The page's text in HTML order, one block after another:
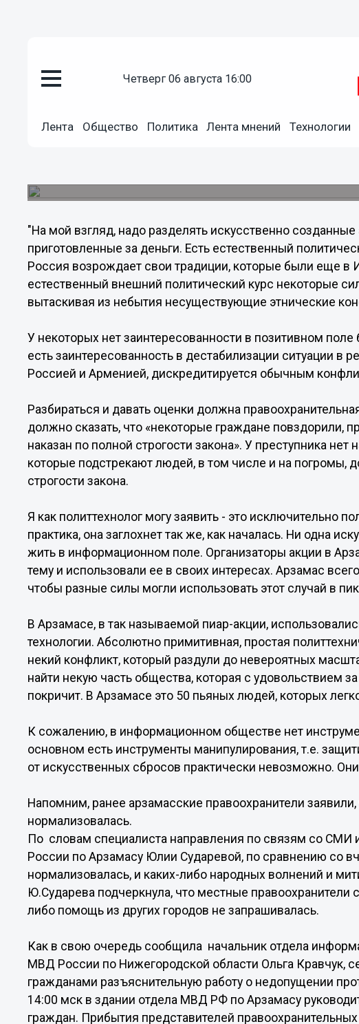
четверг 06 августа 16:00
Лента Общество Политика Лента мнений Технологии
У некоторых есть
"На мой взгляд, надо разделять искусственно
приготовленные за деньги. Есть естественный
Россия возрождает свои традиции, которые были еще в
естественный внешний политический курс некоторые
вытаскивая из небытия несуществующие этнические
У некоторых нет заинтересованности в позитивном
есть заинтересованность в дестабилизации ситуации в
Россией и Арменией, дискредитируется обычным
Разбираться и давать оценки должна
должно сказать, что «некоторые граждане повздорили,
наказан по полной строгости закона». У преступника
которые подстрекают людей, в том числе и на погромы,
строгости закона.
Я как политтехнолог могу заявить - это исключительно
практика, она заглохнет так же, как началась. Ни одна
жить в информационном поле. Организаторы акции в
тему и использовали ее в своих интересах. Арзамас
чтобы разные силы могли использовать этот случай в
В Арзамасе, в так называемой пиар-акции,
технологии. Абсолютно примитивная, простая
некий конфликт, который раздули до невероятных
найти некую часть общества, которая с удовольствием
покричит. В Арзамасе это 50 пьяных людей, которых
К сожалению, в информационном обществе нет
основном есть инструменты манипулирования, т.е.
от искусственных сбросов практически невозможно. Они
Напомним, ранее арзамасские правоохранители заявили,
нормализовалась.
По словам специалиста направления по связям со
России по Арзамасу Юлии Сударевой, по сравнению со
нормализовалась, и каких-либо народных волнений и
Ю.Сударева подчеркнула, что местные правоохранители
либо помощь из других городов не запрашивалась.
Как в свою очередь сообщила начальник отдела
МВД России по Нижегородской области Ольга Кравчук,
гражданами разъяснительную работу о недопущении
14:00 мск в здании отдела МВД РФ по Арзамасу
граждан. Прибытия представителей правоохранительных